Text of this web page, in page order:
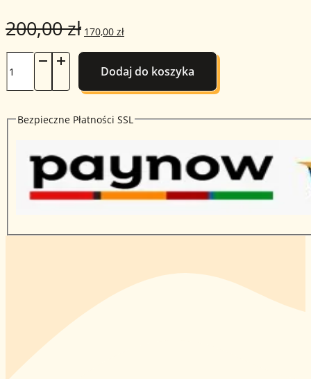
200,00złPierwotna
cena
wynosiła:
200,00 zł.
170,00 zł
cena
wynosi:
170,00 zł.
Pierzga
Pszczela
-
Dodaj do koszyka
Bezpieczne Płatności SSL